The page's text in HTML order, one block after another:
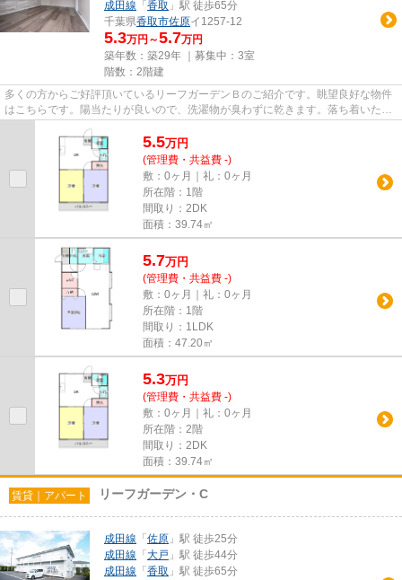
成田線 「 香取 」駅 徒歩65分
千葉県香取市佐原イ1257-12
5.3万円～5.7万円
築年数：築29年 ｜募集中： 3室
階数：2階建
多くの方からご好評頂いているリーフガーデンＢのご紹介です。眺望良好な物件
はこちらです。陽当たりが良いので、洗濯物が臭わずに乾きます。落ち着いた街
5.5万円
(管理費・共益費 -)
敷：0ヶ月｜礼：0ヶ月
所在階：1階
間取り：2DK
面積：39.74㎡
5.7万円
(管理費・共益費 -)
敷：0ヶ月｜礼：0ヶ月
所在階：1階
間取り：1LDK
面積：47.20㎡
5.3万円
(管理費・共益費 -)
敷：0ヶ月｜礼：0ヶ月
所在階：2階
間取り：2DK
面積：39.74㎡
賃貸｜アパート リーフガーデン・C
成田線 「 佐原 」駅 徒歩25分
成田線 「 大戸 」駅 徒歩44分
成田線 「 香取 」駅 徒歩65分